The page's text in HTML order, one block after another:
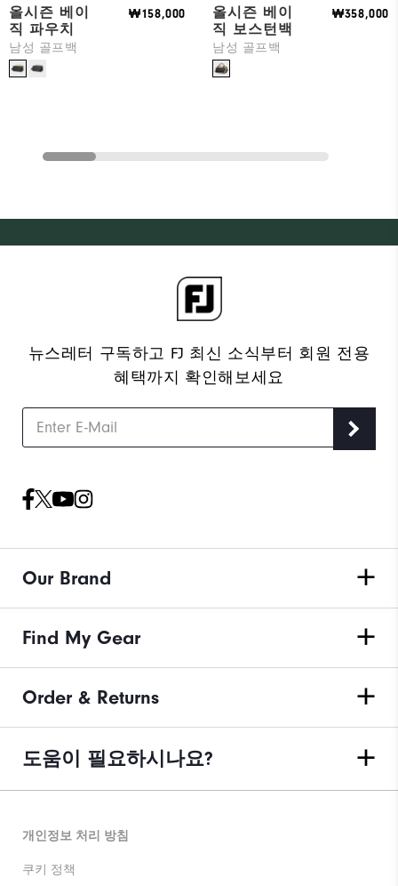
올시즌 베이
직 파우치
남성 골프백
₩158,000
올시즌 베이
직 보스턴백
남성 골프백
₩358,000
뉴스레터 구독하고 FJ 최신 소식부터 회원 전용
혜택까지 확인해보세요
Our Brand
Find My Gear
Order & Returns
도움이 필요하시나요?
개인정보 처리 방침
쿠키 정책